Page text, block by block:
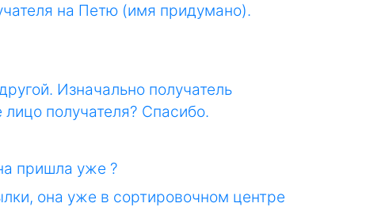
на Петю (имя придумано).
Изначально получатель
получателя? Спасибо.
пришла уже ?
она уже в сортировочном центре